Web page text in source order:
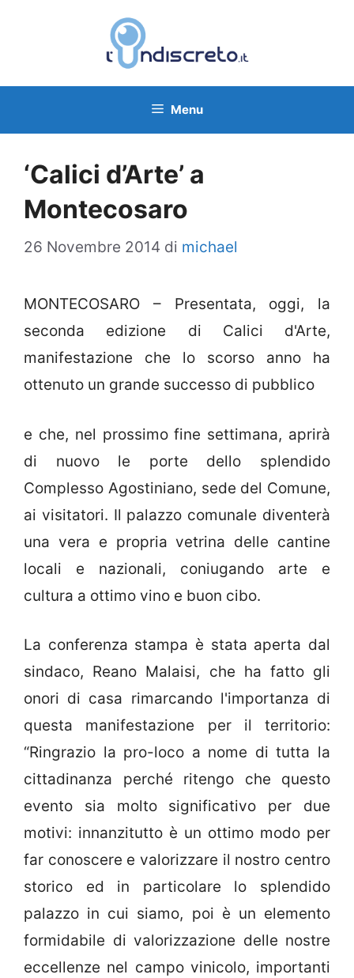
Menu
‘Calici d’Arte’ a
Montecosaro
26 Novembre 2014 di michael
MONTECOSARO – Presentata, oggi, la
seconda edizione di Calici d'Arte,
manifestazione che lo scorso anno ha
ottenuto un grande successo di pubblico
e che, nel prossimo fine settimana, aprirà
di nuovo le porte dello splendido
Complesso Agostiniano, sede del Comune,
ai visitatori. Il palazzo comunale diventerà
una vera e propria vetrina delle cantine
locali e nazionali, coniugando arte e
cultura a ottimo vino e buon cibo.
La conferenza stampa è stata aperta dal
sindaco, Reano Malaisi, che ha fatto gli
onori di casa rimarcando l'importanza di
questa manifestazione per il territorio:
“Ringrazio la pro-loco a nome di tutta la
cittadinanza perché ritengo che questo
evento sia molto significativo per due
motivi: innanzitutto è un ottimo modo per
far conoscere e valorizzare il nostro centro
storico ed in particolare lo splendido
palazzo in cui siamo, poi è un elemento
formidabile di valorizzazione delle nostre
eccellenze nel campo vinicolo, importanti